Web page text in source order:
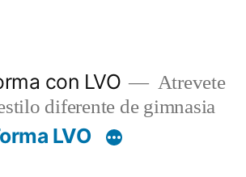
con LVO
Atrevete
diferente de gimnasia
LVO